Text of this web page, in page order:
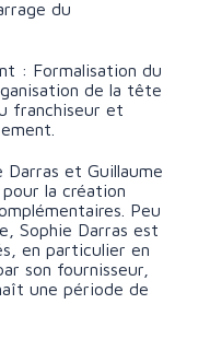
du
: Formalisation du
de la tête
franchiseur et
Darras et Guillaume
la création
Peu
Sophie Darras est
en particulier en
son fournisseur,
une période de